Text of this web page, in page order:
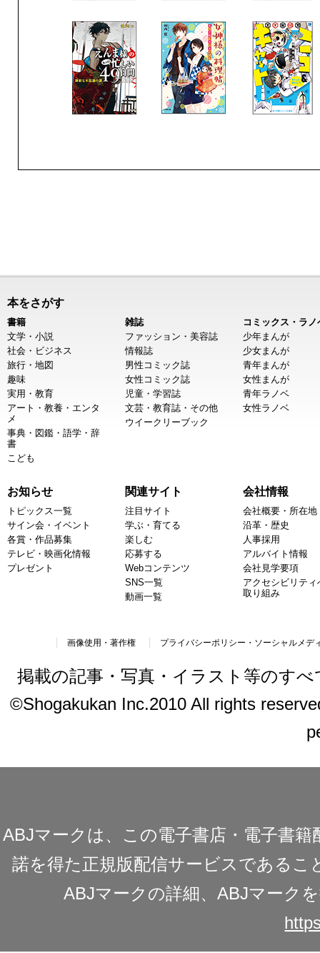
本をさがす
書籍
文学・小説
社会・ビジネス
旅行・地図
趣味
実用・教育
アート・教養・エンタ
メ
事典・図鑑・語学・辞
書
こども
雑誌
ファッション・美容誌
情報誌
男性コミック誌
女性コミック誌
児童・学習誌
文芸・教育誌・その他
ウイークリーブック
コミックス・ラノ
少年まんが
少女まんが
青年まんが
女性まんが
青年ラノベ
女性ラノベ
お知らせ
トピックス一覧
サイン会・イベント
各賞・作品募集
テレビ・映画化情報
プレゼント
関連サイト
注目サイト
学ぶ・育てる
楽しむ
応募する
Webコンテンツ
SNS一覧
動画一覧
会社情報
会社概要・所在地
沿革・歴史
人事採用
アルバイト情報
会社見学要項
アクセシビリティ
取り組み
画像使用・著作権 プライバシーポリシー・ソーシャルメデ
掲載の記事・写真・イラスト等のす
©Shogakukan Inc.2010 All rights
ABJマークは、この電子書店・電子書
諾を得た正規版配信サービスであるこ
ABJマークの詳細、ABJマーク